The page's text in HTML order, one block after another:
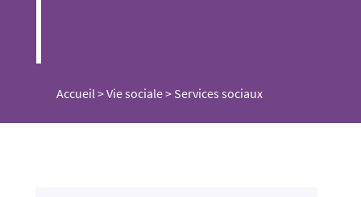
Accueil>Vie sociale> Services sociaux